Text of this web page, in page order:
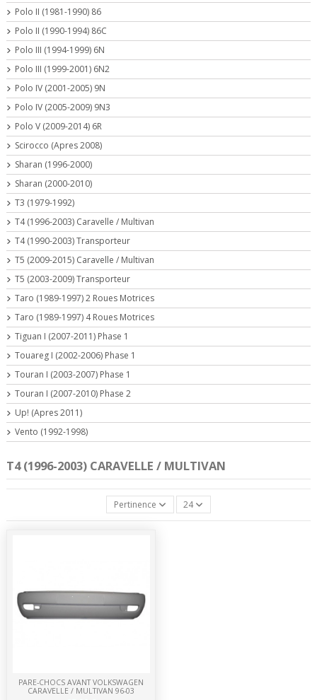
T4 (1996-2003) CARAVELLE / MULTIVAN
Pertinence 24
PARE-CHOCS AVANT VOLKSWAGEN
CARAVELLE / MULTIVAN 96-03
Polo II (1981-1990) 86
Polo II (1990-1994) 86C
Polo III (1994-1999) 6N
Polo III (1999-2001) 6N2
Polo IV (2001-2005) 9N
Polo IV (2005-2009) 9N3
Polo V (2009-2014) 6R
Scirocco (Apres 2008)
Sharan (1996-2000)
Sharan (2000-2010)
T3 (1979-1992)
T4 (1996-2003) Caravelle / Multivan
T4 (1990-2003) Transporteur
T5 (2009-2015) Caravelle / Multivan
T5 (2003-2009) Transporteur
Taro (1989-1997) 2 Roues Motrices
Taro (1989-1997) 4 Roues Motrices
Tiguan I (2007-2011) Phase 1
Touareg I (2002-2006) Phase 1
Touran I (2003-2007) Phase 1
Touran I (2007-2010) Phase 2
Up! (Apres 2011)
Vento (1992-1998)